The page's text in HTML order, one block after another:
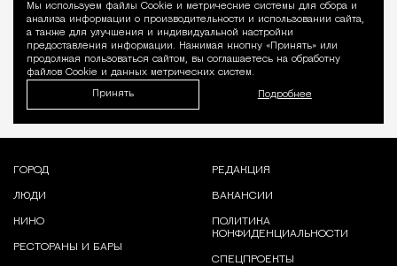
Уведомление
Мы используем файлы Сookie и метрические системы для сбора и
анализа информации о производительности и использовании сайта,
а также для улучшения и индивидуальной настройки
предоставления информации. Нажимая кнопку «Принять» или
продолжая пользоваться сайтом, вы соглашаетесь на обработку
файлов Cookie и данных метрических систем.
Принять Подробнее
ГОРОД
ЛЮДИ
КИНО
РЕСТОРАНЫ И БАРЫ
РЕДАКЦИЯ
ВАКАНСИИ
ПОЛИТИКА
КОНФИДЕНЦИАЛЬНОСТИ
СПЕЦПРОЕКТЫ